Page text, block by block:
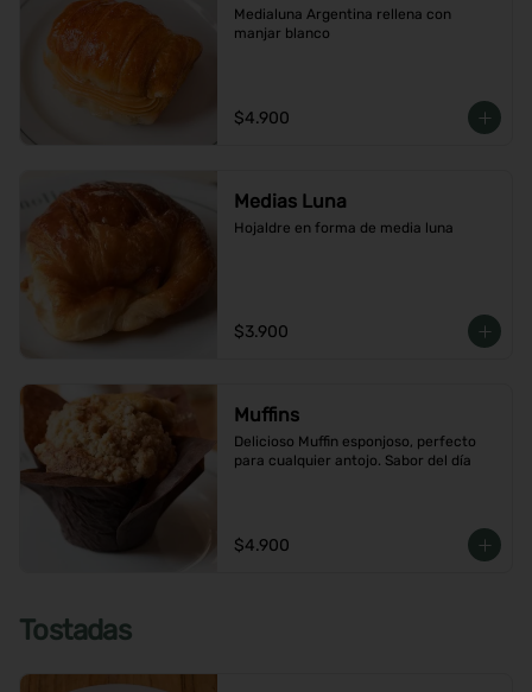
Medialuna Argentina rellena con
manjar blanco
$4.900
Medias Luna
Hojaldre en forma de media luna
$3.900
Muffins
Delicioso Muffin esponjoso, perfecto
para cualquier antojo. Sabor del día
$4.900
Tostadas